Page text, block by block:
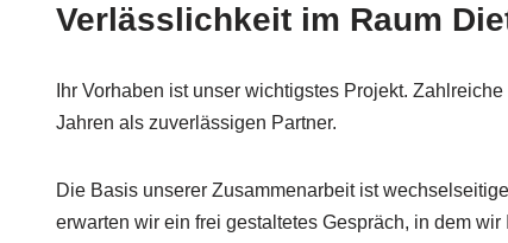
Verlässlichkeit im Raum
Ihr Vorhaben ist unser wichtigstes Projekt.
Jahren als zuverlässigen Partner.
Die Basis unserer Zusammenarbeit ist
erwarten wir ein frei gestaltetes Gespräch, in dem wir